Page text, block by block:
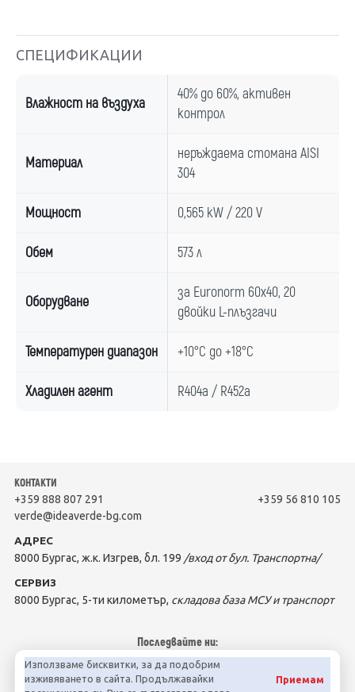
Използваме бисквитки, за да подобрим
изживяването в сайта. Продължавайки
Приемам
СПЕЦИФИКАЦИИ
Влажност на въздуха
40% до 60%, активен
контрол
Материал
неръждаема стомана AISI
304
Мощност 0,565 kW / 220 V
Обем 573 л
Оборудване
за Euronorm 60x40, 20
двойки L-плъзгачи
Температурен диапазон +10°C до +18°C
Хладилен агент R404a / R452a
КОНТАКТИ
+359 888 807 291
+359 56 810 105
verde@ideaverde-bg.com
АДРЕС
8000 Бургас, ж.к. Изгрев, бл. 199 /вход от бул. Транспортна/
СЕРВИЗ
8000 Бургас, 5-ти километър, складова база МСУ и транспорт
Последвайте ни: